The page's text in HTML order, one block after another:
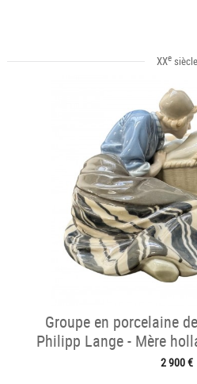
XXesiècle
Groupe en porcelaine
Philipp Lange - Mère
2 900 €